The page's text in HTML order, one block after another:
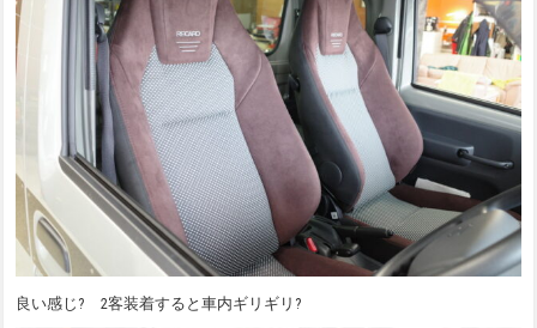
良い感じ? 2客装着すると車内ギリギリ?